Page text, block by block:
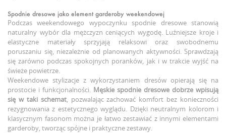
Spodnie dresowe jako element garderoby weekendowej
Podczas weekendowego wypoczynku spodnie dresowe stanowią
naturalny wybór dla mężczyzn ceniących wygodę. Luźniejsze kroje i
elastyczne materiały sprzyjają relaksowi oraz swobodnemu
poruszaniu się, niezależnie od planowanych aktywności. Sprawdzają
się zarówno podczas spokojnych poranków, jak i w trakcie wyjść na
świeże powietrze.
Weekendowe stylizacje z wykorzystaniem dresów opierają się na
prostocie i funkcjonalności. Męskie spodnie dresowe dobrze wpisują
się w taki schemat, pozwalając zachować komfort bez konieczności
rezygnowania z estetycznego wyglądu. Dzięki neutralnym kolorom i
klasycznym fasonom można je łatwo zestawiać z innymi elementami
garderoby, tworząc spójne i praktyczne zestawy.